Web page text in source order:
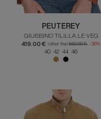
PEUTEREY
GIUBBINO TILILLA LE VEG
419.00 € rather than 650.00 € -36%
40 42 44 46